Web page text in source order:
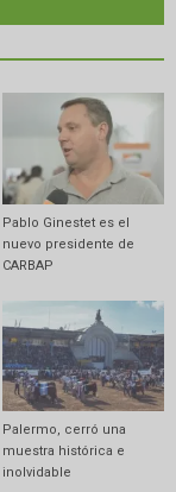
Pablo Ginestet es el
nuevo presidente de
CARBAP
Palermo, cerró una
muestra histórica e
inolvidable